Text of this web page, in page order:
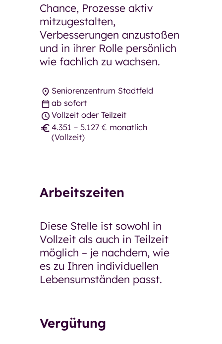
Ehrenamt
Chance, Prozesse aktiv
mitzugestalten,
Verbesserungen anzustoßen
und in ihrer Rolle persönlich
wie fachlich zu wachsen.
Seniorenzentrum Stadtfeld
ab sofort
Vollzeit oder Teilzeit
4.351 – 5.127 € monatlich
(Vollzeit)
Arbeitszeiten
Diese Stelle ist sowohl in
Vollzeit als auch in Teilzeit
möglich – je nachdem, wie
es zu Ihren individuellen
Lebensumständen passt.
Vergütung